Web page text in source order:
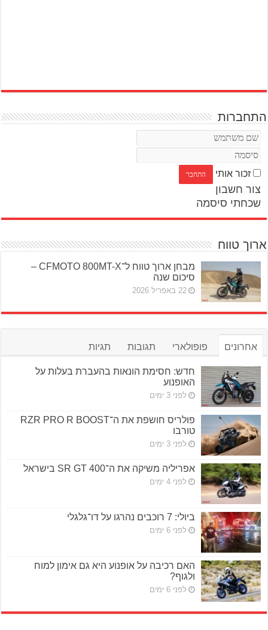
התחברות
זכור אותי
צור חשבון
שכחתי סיסמה
ארוך טווח
מבחן ארוך טווח ל־CFMOTO 800MT-X –
סיכום שנה
22 באפריל 2026
אחרונים פופולארי תגובות תגיות
חדש: חסימת הונאות בהעברת בעלות על
האופנוע
לפני 3 ימים
פולריס חושפת את ה־RZR PRO R BOOST
טורבו
לפני 3 ימים
אפריליה משיקה את ה־SR GT 400 בישראל
לפני 4 ימים
ביולי: 7 רוכבים נהרגו על דו־גלגלי
לפני 6 ימים
האם רכיבה על אופנוע היא גם אימון למוח
ולגוף?
לפני 6 ימים